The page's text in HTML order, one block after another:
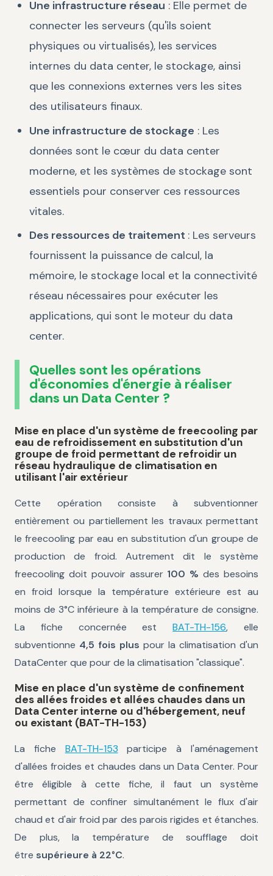
Une infrastructure réseau : Elle permet de
connecter les serveurs (qu'ils soient
physiques ou virtualisés), les services
internes du data center, le stockage, ainsi
que les connexions externes vers les sites
des utilisateurs finaux.
Une infrastructure de stockage : Les
données sont le cœur du data center
moderne, et les systèmes de stockage sont
essentiels pour conserver ces ressources
vitales.
Des ressources de traitement : Les serveurs
fournissent la puissance de calcul, la
mémoire, le stockage local et la connectivité
réseau nécessaires pour exécuter les
applications, qui sont le moteur du data
center.
Quelles sont les opérations
d'économies d'énergie à réaliser
dans un Data Center ?
Mise en place d'un système de freecooling par
eau de refroidissement en substitution d'un
groupe de froid permettant de refroidir un
réseau hydraulique de climatisation en
utilisant l'air extérieur
Cette opération consiste à subventionner
entièrement ou partiellement les travaux permettant
le freecooling par eau en substitution d'un groupe de
production de froid. Autrement dit le système
freecooling doit pouvoir assurer 100 % des besoins
en froid lorsque la température extérieure est au
moins de 3°C inférieure à la température de consigne.
La fiche concernée estBAT-TH-156, elle
subventionne 4,5 fois plus pour la climatisation d'un
DataCenter que pour de la climatisation "classique".
Mise en place d'un système de confinement
des allées froides et allées chaudes dans un
Data Center interne ou d'hébergement, neuf
ou existant (BAT-TH-153)
La fiche BAT-TH-153 participe à l'aménagement
d'allées froides et chaudes dans un Data Center. Pour
être éligible à cette fiche, il faut un système
permettant de confiner simultanément le flux d'air
chaud et d'air froid par des parois rigides et étanches.
De plus, la température de soufflage doit
être supérieure à 22°C.